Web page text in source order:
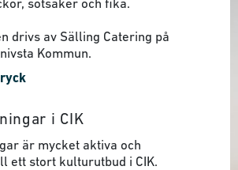
sötsaker och fika.
drivs av Sälling Catering på
Kommun.
i CIK
är mycket aktiva och
ett stort kulturutbud i CIK.